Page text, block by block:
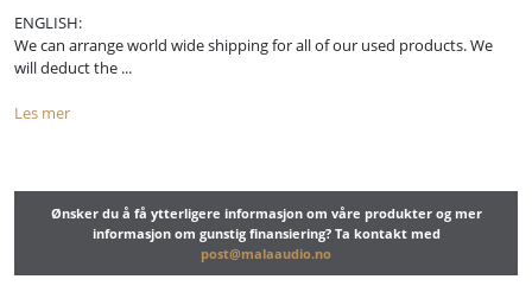
ENGLISH:
We can arrange world wide shipping for all of our used products. We
will deduct the ...
Les mer
Ønsker du å få ytterligere informasjon om våre produkter og mer
informasjon om gunstig finansiering? Ta kontakt med
post@malaaudio.no